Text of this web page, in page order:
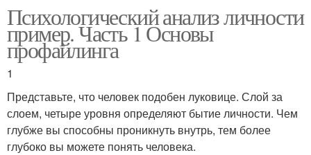
Психологический анализ личности
пример. Часть 1 Основы
профайлинга
1
Представьте, что человек подобен луковице. Слой за
слоем, четыре уровня определяют бытие личности. Чем
глубже вы способны проникнуть внутрь, тем более
глубоко вы можете понять человека.